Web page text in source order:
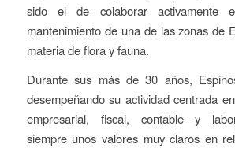
sido el de colaborar activamente
mantenimiento de una de las zonas de
materia de flora y fauna.
Durante sus más de 30 años,
desempeñando su actividad centrada
empresarial, fiscal, contable y
siempre unos valores muy claros en